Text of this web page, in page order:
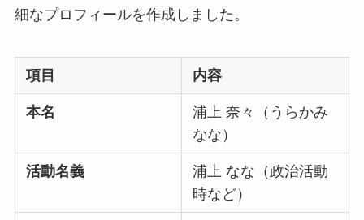
細なプロフィールを作成しました。
項目 内容
本名
浦上 奈々（うらかみ
なな）
活動名義
浦上 なな（政治活動
時など）